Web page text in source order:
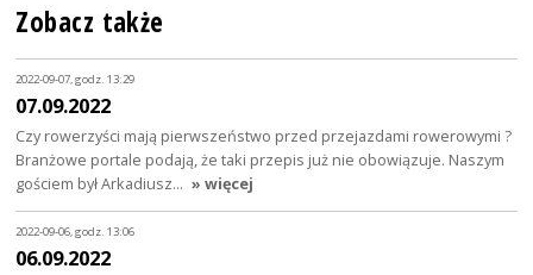
Zobacz także
2022-09-07, godz. 13:29
07.09.2022
Czy rowerzyści mają pierwszeństwo przed przejazdami rowerowymi ?
Branżowe portale podają, że taki przepis już nie obowiązuje. Naszym
gościem był Arkadiusz… » więcej
2022-09-06, godz. 13:06
06.09.2022